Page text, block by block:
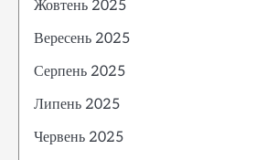
Жовтень 2025
Вересень 2025
Серпень 2025
Липень 2025
Червень 2025